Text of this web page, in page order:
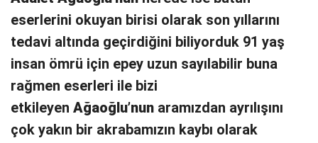
eserlerini okuyan birisi olarak son yıllarını
tedavi altında geçirdiğini biliyorduk 91 yaş
insan ömrü için epey uzun sayılabilir buna
rağmen eserleri ile bizi
etkileyen Ağaoğlu’nun aramızdan ayrılışını
çok yakın bir akrabamızın kaybı olarak